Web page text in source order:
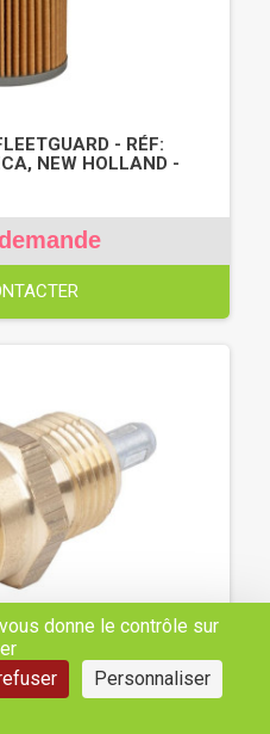
- RÉF:
NEW HOLLAND -
donne le contrôle sur
Personnaliser